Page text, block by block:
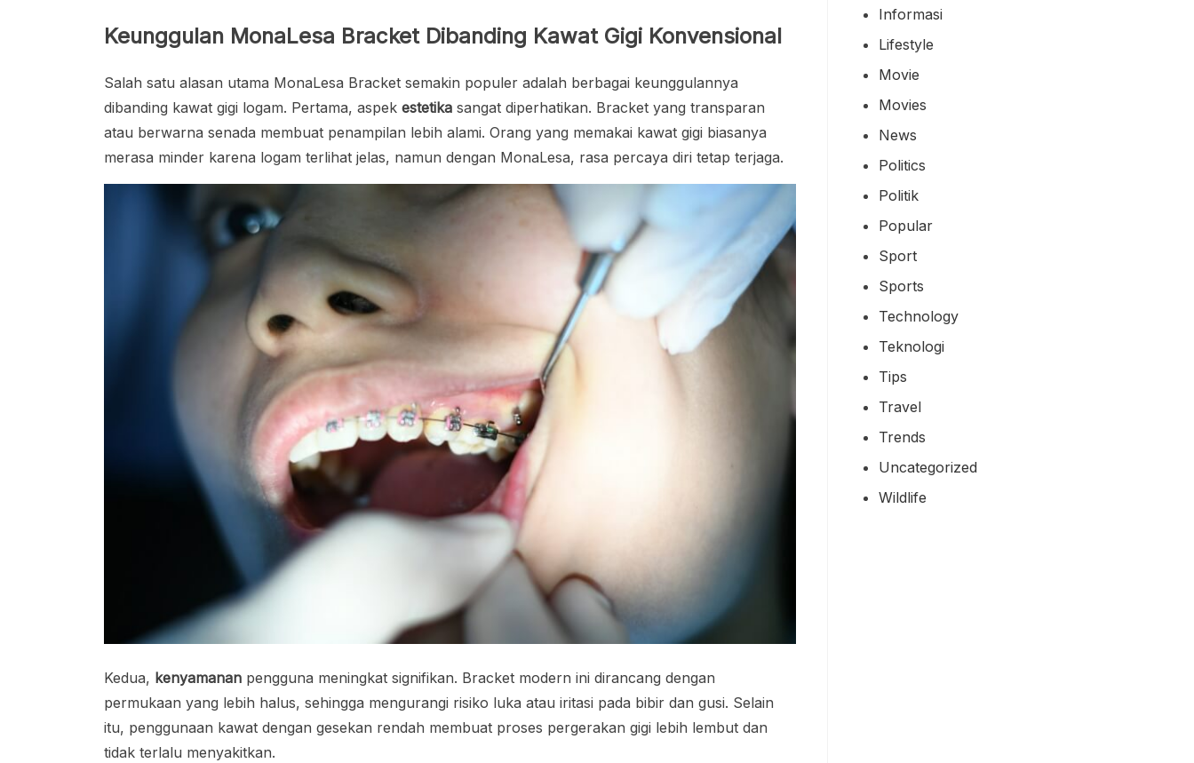
Keunggulan MonaLesa Bracket Dibanding Kawat Gigi Konvensional
Salah satu alasan utama MonaLesa Bracket semakin populer adalah berbagai keunggulannya
dibanding kawat gigi logam. Pertama, aspek estetika sangat diperhatikan. Bracket yang transparan
atau berwarna senada membuat penampilan lebih alami. Orang yang memakai kawat gigi biasanya
merasa minder karena logam terlihat jelas, namun dengan MonaLesa, rasa percaya diri tetap terjaga.
Kedua, kenyamanan pengguna meningkat signifikan. Bracket modern ini dirancang dengan
permukaan yang lebih halus, sehingga mengurangi risiko luka atau iritasi pada bibir dan gusi. Selain
itu, penggunaan kawat dengan gesekan rendah membuat proses pergerakan gigi lebih lembut dan
tidak terlalu menyakitkan.
Informasi
Lifestyle
Movie
Movies
News
Politics
Politik
Popular
Sport
Sports
Technology
Teknologi
Tips
Travel
Trends
Uncategorized
Wildlife